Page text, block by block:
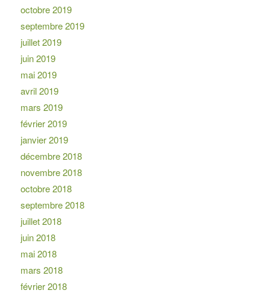
octobre 2019
septembre 2019
juillet 2019
juin 2019
mai 2019
avril 2019
mars 2019
février 2019
janvier 2019
décembre 2018
novembre 2018
octobre 2018
septembre 2018
juillet 2018
juin 2018
mai 2018
mars 2018
février 2018